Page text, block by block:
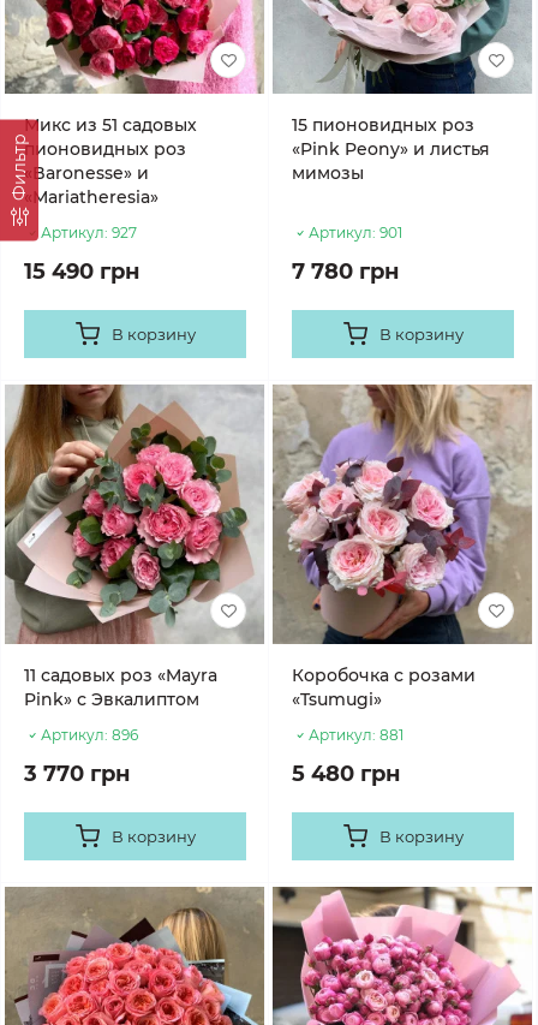
Фильтр
Микс из 51 садовых
пионовидных роз
«Baronesse» и
«Mariatheresia»
Артикул: 927
15 490 грн
В корзину
15 пионовидных роз
«Pink Peony» и листья
мимозы
Артикул: 901
7 780 грн
В корзину
11 садовых роз «Mayra
Pink» с Эвкалиптом
Артикул: 896
3 770 грн
В корзину
Коробочка с розами
«Tsumugi»
Артикул: 881
5 480 грн
В корзину